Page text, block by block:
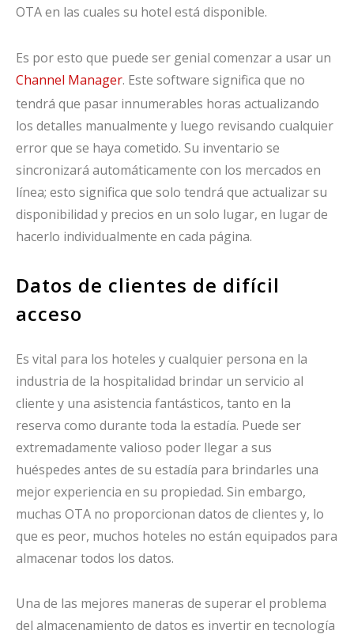
OTA en las cuales su hotel está disponible.
Es por esto que puede ser genial comenzar a usar un
Channel Manager. Este software significa que no
tendrá que pasar innumerables horas actualizando
los detalles manualmente y luego revisando cualquier
error que se haya cometido. Su inventario se
sincronizará automáticamente con los mercados en
línea; esto significa que solo tendrá que actualizar su
disponibilidad y precios en un solo lugar, en lugar de
hacerlo individualmente en cada página.
Datos de clientes de difícil
acceso
Es vital para los hoteles y cualquier persona en la
industria de la hospitalidad brindar un servicio al
cliente y una asistencia fantásticos, tanto en la
reserva como durante toda la estadía. Puede ser
extremadamente valioso poder llegar a sus
huéspedes antes de su estadía para brindarles una
mejor experiencia en su propiedad. Sin embargo,
muchas OTA no proporcionan datos de clientes y, lo
que es peor, muchos hoteles no están equipados para
almacenar todos los datos.
Una de las mejores maneras de superar el problema
del almacenamiento de datos es invertir en tecnología